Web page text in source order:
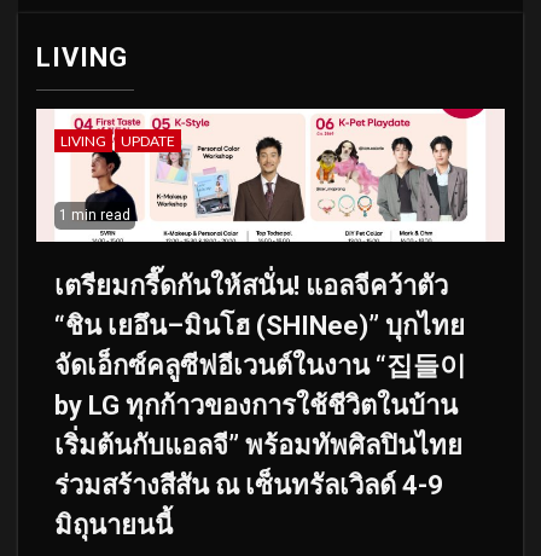
LIVING
LIVING UPDATE
1 min read
เตรียมกรี๊ดกันให้สนั่น! แอลจีคว้าตัว
“ชิน เยอึน–มินโฮ (SHINee)” บุกไทย
จัดเอ็กซ์คลูซีฟอีเวนต์ในงาน “집들이
by LG ทุกก้าวของการใช้ชีวิตในบ้าน
เริ่มต้นกับแอลจี” พร้อมทัพศิลปินไทย
ร่วมสร้างสีสัน ณ เซ็นทรัลเวิลด์ 4-9
มิถุนายนนี้